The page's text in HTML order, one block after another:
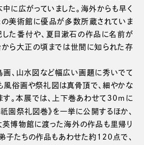
に広がっていました。海外からも早く
の美術館に優品が多数所蔵されていま
した番付や、夏目漱石の作品に名前が
から大正の頃までは世間に知られた存
画、山水図など幅広い画題に秀いでて
風俗画や祭礼図は真骨頂で、細やかな
す。本展では、上下巻あわせて30mに
祇園 祭礼図巻》を一挙に公開するほか、
英博物館に渡った海外の作品も里帰り
子たちの作品もあわせた約120点で、